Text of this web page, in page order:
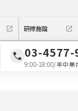
研修施設
03-4577-
9:00-18:00/年中無